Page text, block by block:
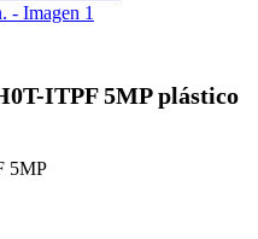
ITPF 5MP plástico
5MP